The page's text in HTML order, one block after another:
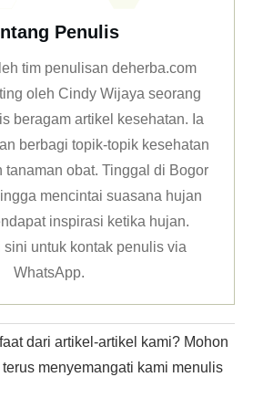
Penulis
tim penulisan deherba.com
oleh Cindy Wijaya seorang
beragam artikel kesehatan. Ia
berbagi topik-topik kesehatan
tanaman obat. Tinggal di Bogor
mencintai suasana hujan
inspirasi ketika hujan.
sini untuk kontak penulis via
WhatsApp.
dari artikel-artikel kami? Mohon
menyemangati kami menulis